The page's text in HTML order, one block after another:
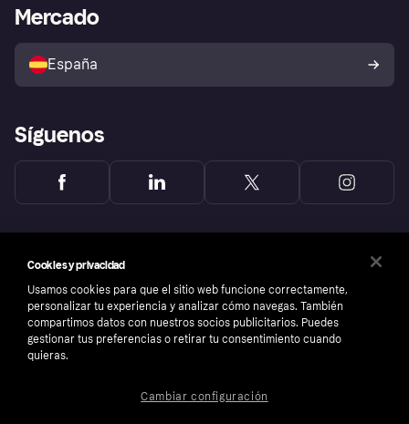
Directorio de tiendas
Política de protección al
comprador de Klarna
Reclamaciones
Acceso empresas
Mercado
España
Síguenos
Cookies y privacidad
Usamos cookies para que el sitio web funcione correctamente,
personalizar tu experiencia y analizar cómo navegas. También
compartimos datos con nuestros socios publicitarios. Puedes
gestionar tus preferencias o retirar tu consentimiento cuando
quieras.
Cambiar configuración